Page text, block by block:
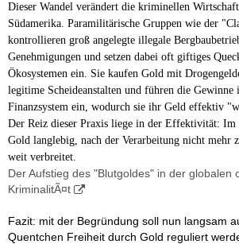
Dieser Wandel verändert die kriminellen
Südamerika. Paramilitärische Gruppen wie der
kontrollieren groß angelegte illegale
Genehmigungen und setzen dabei oft giftiges
Ökosystemen ein. Sie kaufen Gold mit
legitime Scheideanstalten und führen die Gewinne
Finanzsystem ein, wodurch sie ihr Geld effektiv
Der Reiz dieser Praxis liege in der Effektivität: Im
Gold langlebig, nach der Verarbeitung nicht mehr
weit verbreitet.
Der Aufstieg des "Blutgoldes" in der globalen
KriminalitÃ¤t
Fazit: mit der Begründung soll nun langsam
Quentchen Freiheit durch Gold reguliert